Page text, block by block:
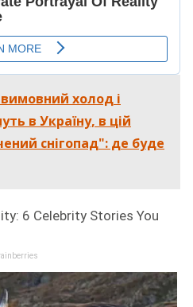
холод і
в Україну, в цій
снігопад": де буде